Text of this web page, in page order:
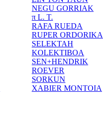
NEGU GORRIAK
π L. T.
RAFA RUEDA
RUPER ORDORIKA
SELEKTAH
KOLEKTIBOA
SEN+HENDRIK
ROEVER
SORKUN
XABIER MONTOIA